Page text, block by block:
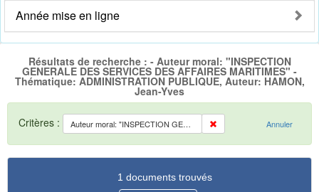
Année mise en ligne
Résultats de recherche : - Auteur moral: "INSPECTION
GENERALE DES SERVICES DES AFFAIRES MARITIMES" -
Thématique: ADMINISTRATION PUBLIQUE, Auteur: HAMON,
Jean-Yves
Critères : Auteur moral: "INSPECTION GENERALE DES SERVICES DES AFFAIRES MARITIMES" Annuler
1 documents trouvés